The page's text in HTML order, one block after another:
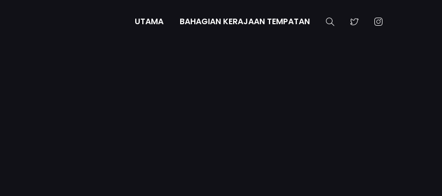
UTAMA BAHAGIAN KERAJAAN TEMPATAN